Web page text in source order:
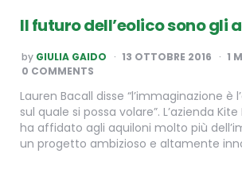
Il futuro dell’eolico sono gli
POSTED
BY
by GIULIA GAIDO 13 OTTOBRE 2016 1
0 COMMENTS
Lauren Bacall disse “l’immaginazione è
sul quale si possa volare”. L’azienda
ha affidato agli aquiloni molto più
un progetto ambizioso e altamente